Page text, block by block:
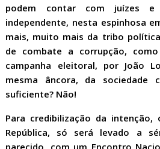
podem contar com juízes e
independente, nesta espinhosa
mais, muito mais da tribo
de combate a corrupção,
campanha eleitoral, por João
mesma âncora, da sociedade
suficiente? Não!
Para credibilização da
República, só será levado a
parecido, com um Encontro